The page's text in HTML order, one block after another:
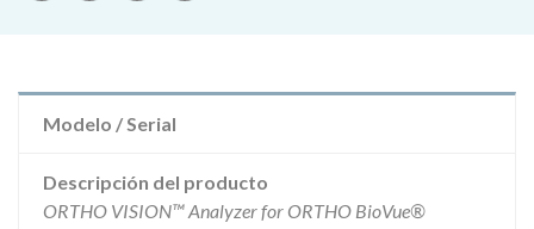
Modelo / Serial
Descripción del producto
ORTHO VISION™ Analyzer for ORTHO BioVue®